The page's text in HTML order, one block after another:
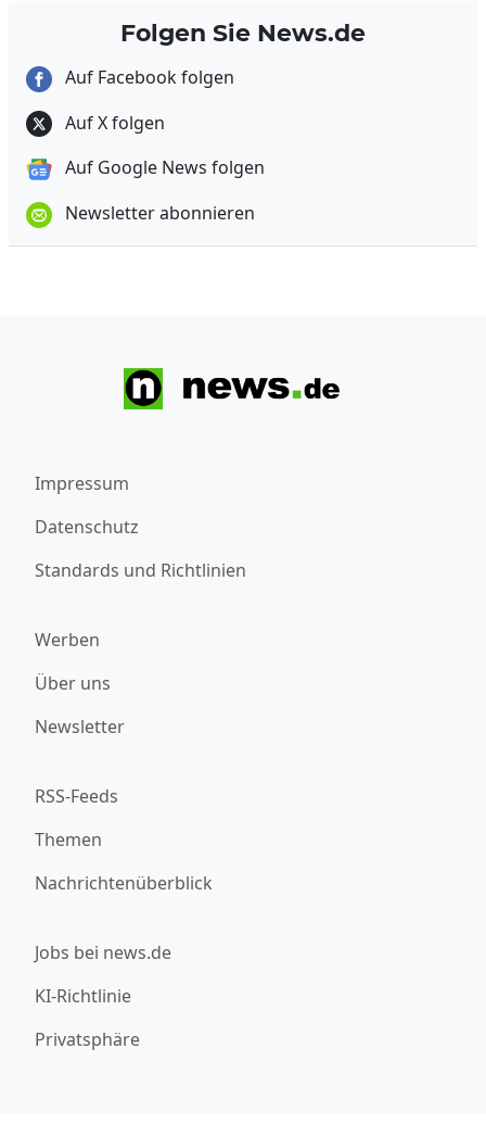
Folgen Sie News.de
Auf Facebook folgen
Auf X folgen
Auf Google News folgen
Newsletter abonnieren
Impressum
Datenschutz
Standards und Richtlinien
Werben
Über uns
Newsletter
RSS-Feeds
Themen
Nachrichtenüberblick
Jobs bei news.de
KI-Richtlinie
Privatsphäre